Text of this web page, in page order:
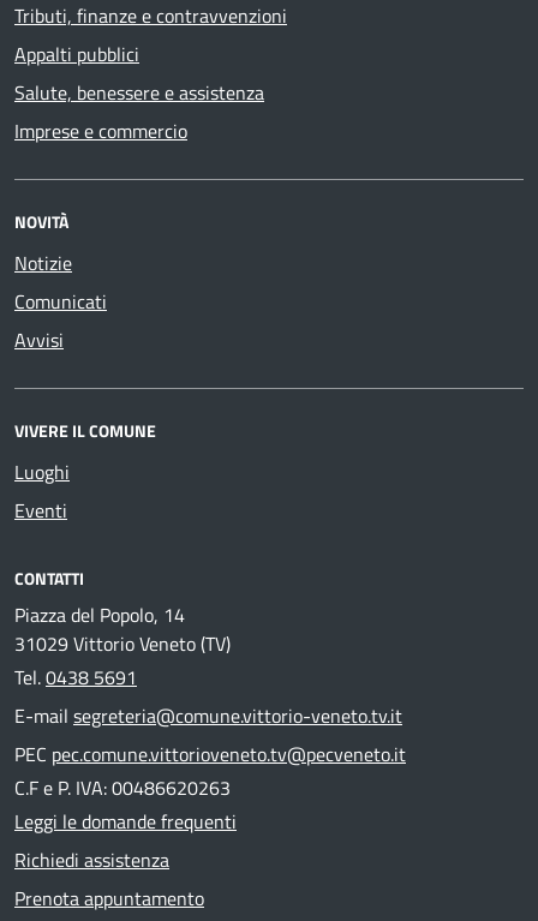
Tributi, finanze e contravvenzioni
Appalti pubblici
Salute, benessere e assistenza
Imprese e commercio
NOVITÀ
Notizie
Comunicati
Avvisi
VIVERE IL COMUNE
Luoghi
Eventi
CONTATTI
Piazza del Popolo, 14
31029 Vittorio Veneto (TV)
Tel.0438 5691
E-mail segreteria@comune.vittorio-veneto.tv.it
PEC pec.comune.vittorioveneto.tv@pecveneto.it
C.F e P. IVA: 00486620263
Leggi le domande frequenti
Richiedi assistenza
Prenota appuntamento